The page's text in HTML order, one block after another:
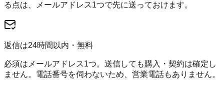
る点は、メールアドレス1つで先に送っておけます。
返信は24時間以内・無料
必須はメールアドレス1つ。送信しても購入・契約は確定し
ません。電話番号を伺わないため、営業電話もありません。